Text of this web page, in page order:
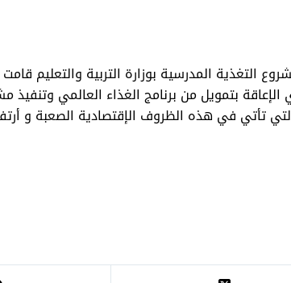
التغذية المدرسية بوزارة التربية والتعليم
لعدد( 240) أسرة من ذوي الإعاقة بتمويل من برنامج الغذاء
تأتي في هذه الظروف الإقتصادية الصعبة و